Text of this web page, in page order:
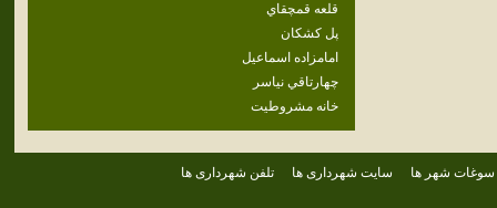
قلعه قمچقاي
پل كشكان
امامزاده اسماعيل
چهارتاقي نياسر
خانه مشروطيت
سوغات شهر ها سایت شهرداری ها تلفن شهرداری ها